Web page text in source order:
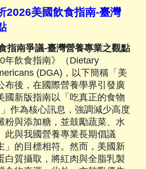
2026美國飲食指南-臺灣
指南爭議-臺灣營養專業之觀點
年飲食指南》（Dietary
(DGA)，以下簡稱「美
布後，在國際營養學界引發廣
國新版指南以「吃真正的食物
」作為核心訊息，強調減少高度
粉與添加糖，並鼓勵蔬菜、水
此與我國營養專業長期倡議
」的目標相符。然而，美國新
白質攝取，將紅肉與全脂乳製